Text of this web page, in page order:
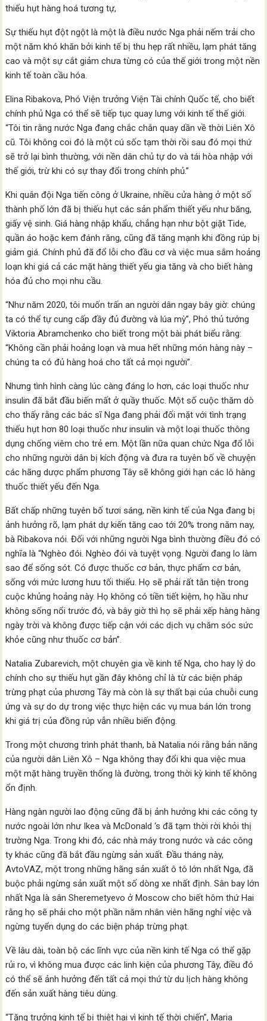
thiếu hụt hàng hoá tương tự,
Sự thiếu hụt đột ngột là một là điều nước Nga phải nếm trải cho
một năm khó khăn bởi kinh tế bị thu hẹp rất nhiều, lạm phát tăng
cao và một sự cắt giảm chưa từng có của thế giới trong một nền
kinh tế toàn cầu hóa.
Elina Ribakova, Phó Viện trưởng Viện Tài chính Quốc tế, cho biết
chính phủ Nga có thể sẽ tiếp tục quay lưng với kinh tế thế giới.
“Tôi tin rằng nước Nga đang chắc chắn quay dần về thời Liên Xô
cũ. Tôi không coi đó là một cú sốc tạm thời rồi sau đó mọi thứ
sẽ trở lại bình thường, với nền dân chủ tự do và tái hòa nhập với
thế giới, trừ khi có sự thay đổi trong chính phủ.”
Khi quân đội Nga tiến công ở Ukraine, nhiều cửa hàng ở một số
thành phố lớn đã bị thiếu hụt các sản phẩm thiết yếu như băng,
giấy vệ sinh. Giá hàng nhập khẩu, chẳng hạn như bột giặt Tide,
quần áo hoặc kem đánh răng, cũng đã tăng mạnh khi đồng rúp bị
giảm giá. Chính phủ đã đổ lỗi cho đầu cơ và việc mua sắm hoảng
loạn khi giá cả các mặt hàng thiết yếu gia tăng và cho biết hàng
hóa đủ cho mọi nhu cầu.
“Như năm 2020, tôi muốn trấn an người dân ngay bây giờ: chúng
ta có thể tự cung cấp đầy đủ đường và lúa mỳ”, Phó thủ tướng
Viktoria Abramchenko cho biết trong một bài phát biểu rằng:
“Không cần phải hoảng loạn và mua hết những món hàng này –
chúng ta có đủ hàng hoá cho tất cả mọi người”.
Nhưng tình hình càng lúc càng đáng lo hơn, các loại thuốc như
insulin đã bắt đầu biến mất ở quầy thuốc. Một số cuộc thăm dò
cho thấy rằng các bác sĩ Nga đang phải đối mặt với tình trạng
thiếu hụt hơn 80 loại thuốc như insulin và một loại thuốc thông
dụng chống viêm cho trẻ em. Một lần nữa quan chức Nga đổ lỗi
cho những người dân bị kích động và đưa ra tuyên bố về chuyện
các hãng dược phẩm phương Tây sẽ không giới hạn các lô hàng
thuốc thiết yếu đến Nga.
Bất chấp những tuyên bố tươi sáng, nền kinh tế của Nga đang bị
ảnh hưởng rõ, lạm phát dự kiến tăng cao tới 20% trong năm nay,
bà Ribakova nói. Đối với những người Nga bình thường điều đó có
nghĩa là “Nghèo đói. Nghèo đói và tuyệt vọng. Người đang lo làm
sao để sống sót. Có được thuốc cơ bản, thực phẩm cơ bản,
sống với mức lương hưu tối thiểu. Họ sẽ phải rất tằn tiện trong
cuộc khủng hoảng này. Họ không có tiền tiết kiệm, họ hầu như
không sống nổi trước đó, và bây giờ thì họ sẽ phải xếp hàng hàng
ngày trời và không được tiếp cận với các dịch vụ chăm sóc sức
khỏe cũng như thuốc cơ bản”.
Natalia Zubarevich, một chuyên gia về kinh tế Nga, cho hay lý do
chính cho sự thiếu hụt gần đây không chỉ là từ các biện pháp
trừng phạt của phương Tây mà còn là sự thất bại của chuỗi cung
ứng và sự do dự trong việc thực hiện các vụ mua bán lớn trong
khi giá trị của đồng rúp vẫn nhiều biến động.
Trong một chương trình phát thanh, bà Natalia nói rằng bản năng
của người dân Liên Xô – Nga không thay đổi khi qua việc mua
một mặt hàng truyền thống là đường, trong thời kỳ kinh tế không
ổn định.
Hàng ngàn người lao động cũng đã bị ảnh hưởng khi các công ty
nước ngoài lớn như Ikea và McDonald ‘s đã tạm thời rời khỏi thị
trường Nga. Trong khi đó, các nhà máy trong nước và các công
ty khác cũng đã bắt đầu ngừng sản xuất. Đầu tháng này,
AvtoVAZ, một trong những hãng sản xuất ô tô lớn nhất Nga, đã
buộc phải ngừng sản xuất một số dòng xe nhất định. Sân bay lớn
nhất Nga là sân Sheremetyevo ở Moscow cho biết hôm thứ Hai
rằng họ sẽ phải cho một phần năm nhân viên hãng nghỉ việc và
ngừng tuyển dụng do các biện pháp trừng phạt.
Về lâu dài, toàn bộ các lĩnh vực của nền kinh tế Nga có thể gặp
rủi ro, vì không mua được các linh kiện của phương Tây, điều đó
có thể sẽ ảnh hưởng đến tất cả mọi thứ từ du lịch hàng không
đến sản xuất hàng tiêu dùng.
“Tăng trưởng kinh tế bị thiệt hại vì kinh tế thời chiến”, Maria